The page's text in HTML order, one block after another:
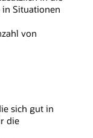
Situationen
von
sich gut in
die